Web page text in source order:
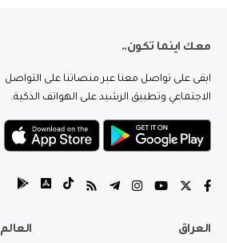
معك اينما تكون..
ابقى على تواصل معنا عبر منصاتنا على التواصل
الاجتماعي وتطبيق الرشيد على الهواتف الذكية.
العراق العالم